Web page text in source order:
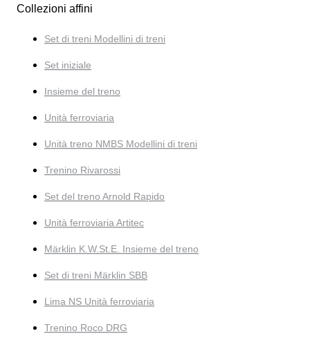
Collezioni affini
Set di treni Modellini di treni
Set iniziale
Insieme del treno
Unità ferroviaria
Unità treno NMBS Modellini di treni
Trenino Rivarossi
Set del treno Arnold Rapido
Unità ferroviaria Artitec
Märklin K.W.St.E. Insieme del treno
Set di treni Märklin SBB
Lima NS Unità ferroviaria
Trenino Roco DRG